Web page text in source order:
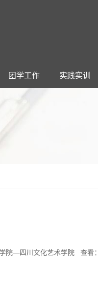
院—四川文化艺术学院 查看：
团学工作 实践实训